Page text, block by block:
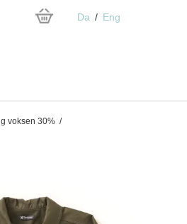
Da Eng
voksen 30% /